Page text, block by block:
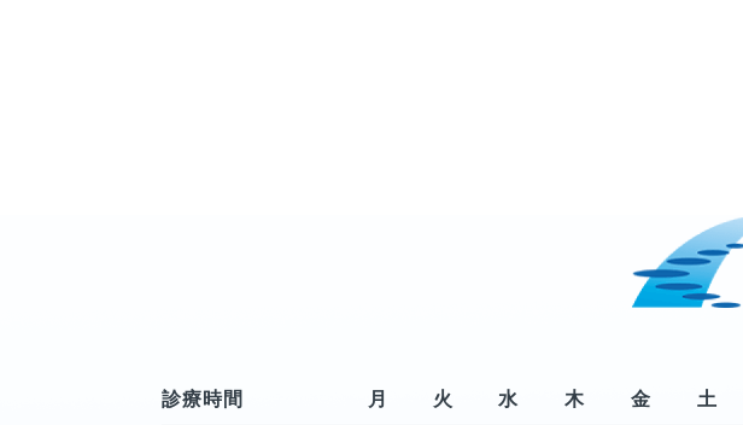
診療時間 月 火 水 木 金 土